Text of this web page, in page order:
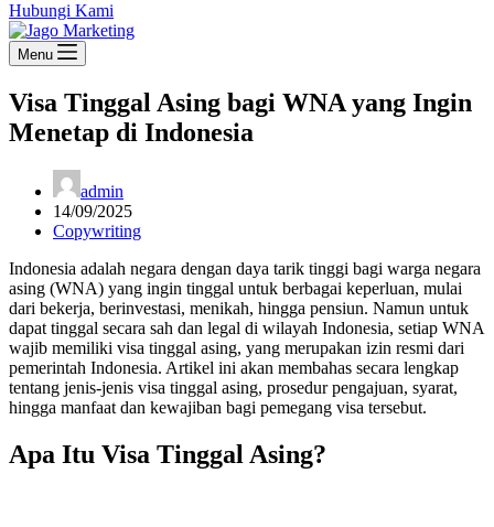
Hubungi Kami
Menu
Visa Tinggal Asing bagi WNA yang Ingin
Menetap di Indonesia
admin
14/09/2025
Copywriting
Indonesia adalah negara dengan daya tarik tinggi bagi warga negara
asing (WNA) yang ingin tinggal untuk berbagai keperluan, mulai
dari bekerja, berinvestasi, menikah, hingga pensiun. Namun untuk
dapat tinggal secara sah dan legal di wilayah Indonesia, setiap WNA
wajib memiliki visa tinggal asing, yang merupakan izin resmi dari
pemerintah Indonesia. Artikel ini akan membahas secara lengkap
tentang jenis-jenis visa tinggal asing, prosedur pengajuan, syarat,
hingga manfaat dan kewajiban bagi pemegang visa tersebut.
Apa Itu Visa Tinggal Asing?